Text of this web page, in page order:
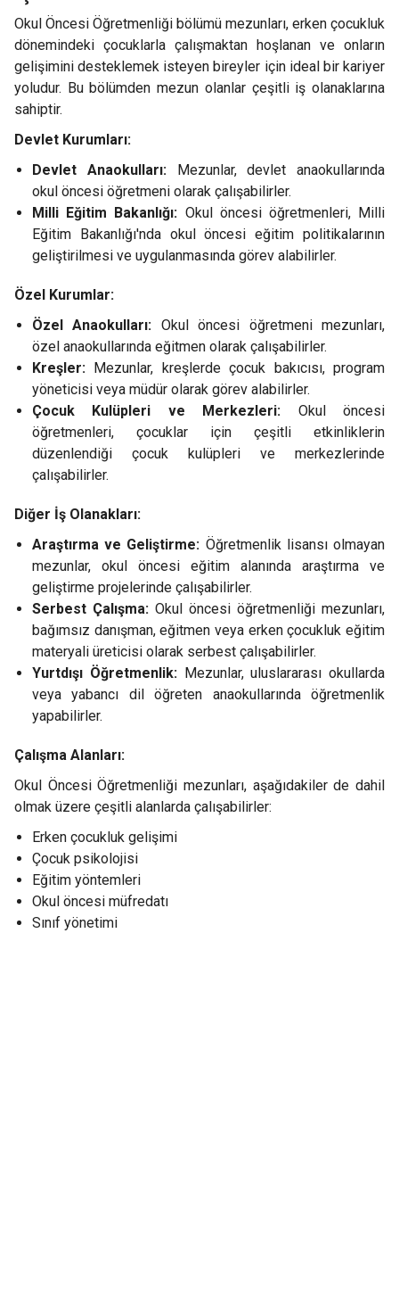
Okul Öncesi Öğretmenliği bölümü mezunları, erken çocukluk
dönemindeki çocuklarla çalışmaktan hoşlanan ve onların
gelişimini desteklemek isteyen bireyler için ideal bir kariyer
yoludur. Bu bölümden mezun olanlar çeşitli iş olanaklarına
sahiptir.
Devlet Kurumları:
Devlet Anaokulları:Mezunlar, devlet anaokullarında
okul öncesi öğretmeni olarak çalışabilirler.
Milli Eğitim Bakanlığı: Okul öncesi öğretmenleri, Milli
Eğitim Bakanlığı'nda okul öncesi eğitim politikalarının
geliştirilmesi ve uygulanmasında görev alabilirler.
Özel Kurumlar:
Özel Anaokulları: Okul öncesi öğretmeni mezunları,
özel anaokullarında eğitmen olarak çalışabilirler.
Kreşler: Mezunlar, kreşlerde çocuk bakıcısı, program
yöneticisi veya müdür olarak görev alabilirler.
Çocuk Kulüpleri ve Merkezleri: Okul öncesi
öğretmenleri, çocuklar için çeşitli etkinliklerin
düzenlendiği çocuk kulüpleri ve merkezlerinde
çalışabilirler.
Diğer İş Olanakları:
Araştırma ve Geliştirme: Öğretmenlik lisansı olmayan
mezunlar, okul öncesi eğitim alanında araştırma ve
geliştirme projelerinde çalışabilirler.
Serbest Çalışma: Okul öncesi öğretmenliği mezunları,
bağımsız danışman, eğitmen veya erken çocukluk eğitim
materyali üreticisi olarak serbest çalışabilirler.
Yurtdışı Öğretmenlik:Mezunlar, uluslararası okullarda
veya yabancı dil öğreten anaokullarında öğretmenlik
yapabilirler.
Çalışma Alanları:
Okul Öncesi Öğretmenliği mezunları, aşağıdakiler de dahil
olmak üzere çeşitli alanlarda çalışabilirler:
Erken çocukluk gelişimi
Çocuk psikolojisi
Eğitim yöntemleri
Okul öncesi müfredatı
Sınıf yönetimi